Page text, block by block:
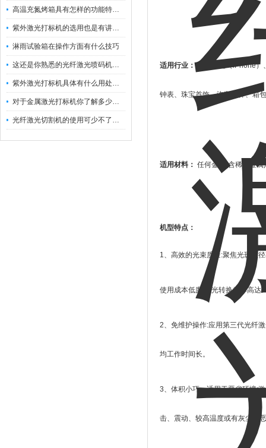
高温充氮烤箱具有怎样的功能特点呢？
紫外激光打标机的选用也是有讲究的
淋雨试验箱在操作方面有什么技巧
这还是你熟悉的光纤激光喷码机吗？
紫外激光打标机具体有什么用处呢？
对于金属激光打标机你了解多少呢？
光纤激光切割机的使用可少不了以下步骤
适用行业： 苹果外壳（iPhone）
钟表、珠宝首饰、汽车配件、箱
适用材料： 任何金属 含稀有金属)
机型特点：
1、高效的光束质量:聚焦光斑直
使用成本低廉 电光转换效率高达
2、免维护操作:应用第三代光纤
均工作时间长。
3、体积小巧、适用于恶劣环境:
击、震动、较高温度或有灰尘等